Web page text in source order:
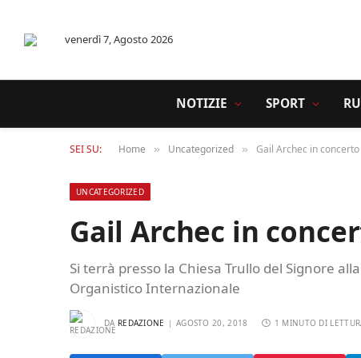
venerdì 7, Agosto 2026
NOTIZIE SPORT
SEI SU: Home » Uncategorized » Gail Archec in concerto
UNCATEGORIZED
Gail Archec in
Si terrà presso la Chiesa Trullo del Signore
Organistico Internazionale
DA REDAZIONE AGOSTO 20, 2018 1 MINUTO DI